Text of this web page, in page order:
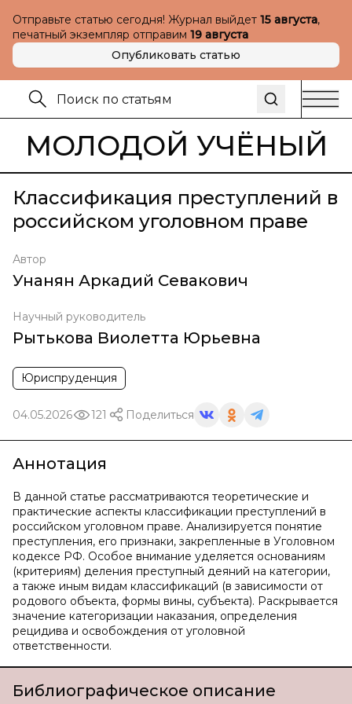
Отправьте статью сегодня! Журнал выйдет 15 августа,
печатный экземпляр отправим 19 августа
Опубликовать статью
МОЛОДОЙ УЧЁНЫЙ
Классификация преступлений в
российском уголовном праве
Автор
Унанян Аркадий Севакович
Научный руководитель
Рытькова Виолетта Юрьевна
Юриспруденция
04.05.2026 121 Поделиться
Аннотация
В данной статье рассматриваются теоретические и
практические аспекты классификации преступлений в
российском уголовном праве. Анализируется понятие
преступления, его признаки, закрепленные в Уголовном
кодексе РФ. Особое внимание уделяется основаниям
(критериям) деления преступный деяний на категории,
а также иным видам классификаций (в зависимости от
родового объекта, формы вины, субъекта). Раскрывается
значение категоризации наказания, определения
рецидива и освобождения от уголовной
ответственности.
Библиографическое описание